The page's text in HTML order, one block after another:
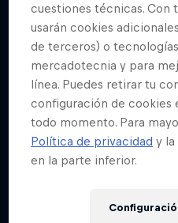
cuestiones técnicas. Con
usarán cookies
de terceros) o
mercadotecnia y para
línea. Puedes retirar tu
configuración de cookies
todo momento. Para
Política de privacidad y la
en la parte inferior.